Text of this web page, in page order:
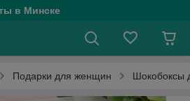
в Минске
Подарки для женщин Шокобоксы